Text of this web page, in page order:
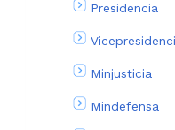
Presidencia
Minjusticia
Mindefensa